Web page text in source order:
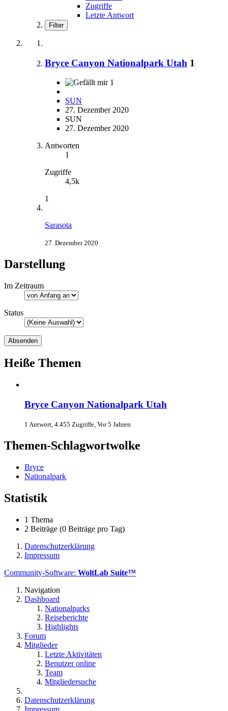
Zugriffe
Letzte Antwort
Filter
Bryce Canyon Nationalpark Utah 1
1
SUN
27. Dezember 2020
SUN
27. Dezember 2020
Antworten
1
Zugriffe
4,5k
1
Sarasota
27. Dezember 2020
Darstellung
Im Zeitraum
Status
Heiße Themen
Bryce Canyon Nationalpark Utah
1 Antwort, 4.455 Zugriffe, Vor 5 Jahren
Themen-Schlagwortwolke
Bryce
Nationalpark
Statistik
1 Thema
2 Beiträge (0 Beiträge pro Tag)
Datenschutzerklärung
Impressum
Community-Software: WoltLab Suite™
Navigation
Dashboard
Nationalparks
Reiseberichte
Highlights
Forum
Mitglieder
Letzte Aktivitäten
Benutzer online
Team
Mitgliedersuche
Datenschutzerklärung
Impressum